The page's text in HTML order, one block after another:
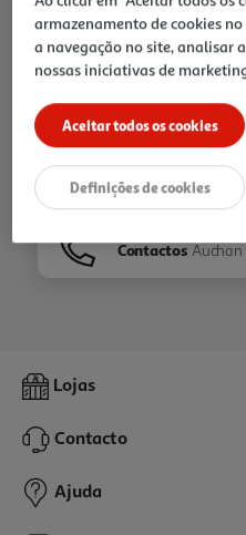
Ir para Homepage
Contactos Auchan
Lojas
Contacto
Ajuda
armazenamento de cookies
a navegação no site, analisar
nossas iniciativas de
Aceitar todos os cookies
Definições de cookies